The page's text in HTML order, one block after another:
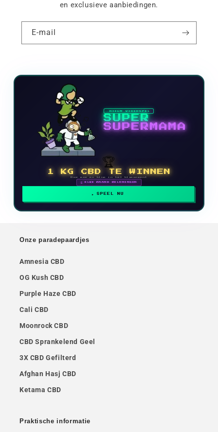
en exclusieve aanbiedingen.
E-mail
NIEUW VIDEOSPEL
SUPER
SUPERMAMA
🏆
1 KG CBD TE WINNEN
Doe mee en klim in het klassement
🗓 ELKE MAAND BELONINGEN
SPEEL NU
Onze paradepaardjes
Amnesia CBD
OG Kush CBD
Purple Haze CBD
Cali CBD
Moonrock CBD
CBD Sprankelend Geel
3X CBD Gefilterd
Afghan Hasj CBD
Ketama CBD
Praktische informatie